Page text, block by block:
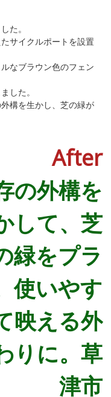
た。
サイクルポートを設置
なブラウン色のフェン
した。
構を生かし、芝の緑が
After